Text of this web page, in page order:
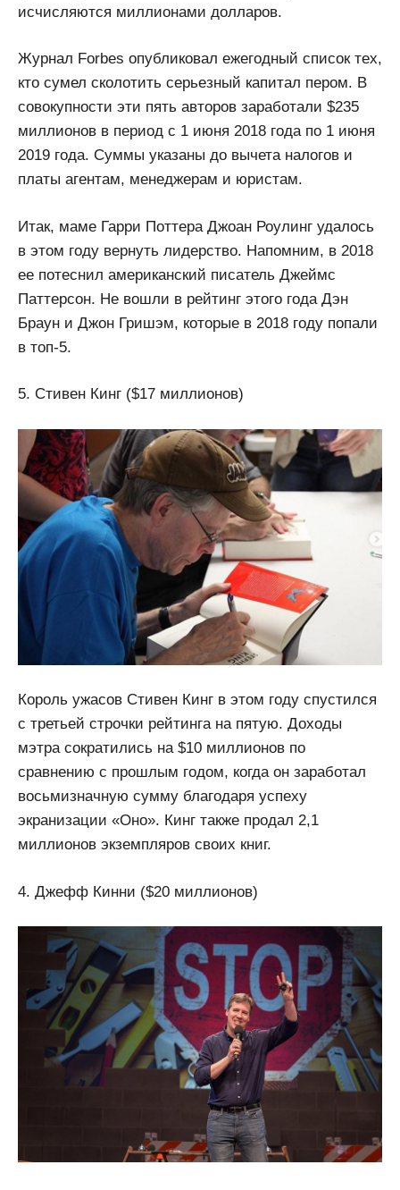
исчисляются миллионами долларов.
Журнал Forbes опубликовал ежегодный список тех,
кто сумел сколотить серьезный капитал пером. В
совокупности эти пять авторов заработали $235
миллионов в период с 1 июня 2018 года по 1 июня
2019 года. Суммы указаны до вычета налогов и
платы агентам, менеджерам и юристам.
Итак, маме Гарри Поттера Джоан Роулинг удалось
в этом году вернуть лидерство. Напомним, в 2018
ее потеснил американский писатель Джеймс
Паттерсон. Не вошли в рейтинг этого года Дэн
Браун и Джон Гришэм, которые в 2018 году попали
в топ-5.
5. Стивен Кинг ($17 миллионов)
Король ужасов Стивен Кинг в этом году спустился
с третьей строчки рейтинга на пятую. Доходы
мэтра сократились на $10 миллионов по
сравнению с прошлым годом, когда он заработал
восьмизначную сумму благодаря успеху
экранизации «Оно». Кинг также продал 2,1
миллионов экземпляров своих книг.
4. Джефф Кинни ($20 миллионов)